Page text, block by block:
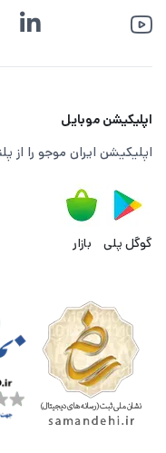
اپلیکیشن موبایل
اپلیکیشن ایران موجو را از
گوگل پلی بازار